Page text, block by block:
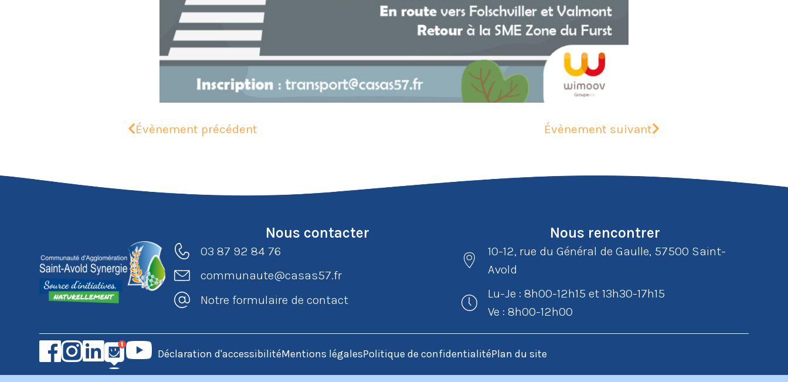
Évènement précédent Évènement suivant
Nous contacter
03 87 92 84 76
communaute@casas57.fr
Notre formulaire de contact
Nous rencontrer
10-12, rue du Général de Gaulle, 57500 Saint-
Avold
Lu-Je : 8h00-12h15 et 13h30-17h15
Ve : 8h00-12h00
Déclaration d'accessibilitéMentions légalesPolitique de confidentialitéPlan du site